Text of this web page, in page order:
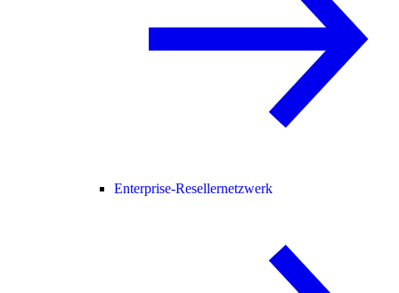
Enterprise-Resellernetzwerk